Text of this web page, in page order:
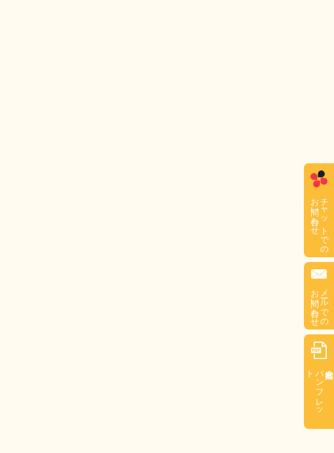
チャットでの
お問い合わせ
メールでの
お問い合わせ
パ
ン
フ
レ
ッ
ト